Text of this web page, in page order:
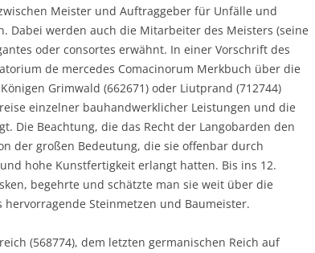
Meister und Auftraggeber für Unfälle und
Dabei werden auch die Mitarbeiter des Meisters (seine
oder consortes erwähnt. In einer Vorschrift des
de mercedes Comacinorum Merkbuch über die
Grimwald (662671) oder Liutprand (712744)
einzelner bauhandwerklicher Leistungen und die
Die Beachtung, die das Recht der Langobarden den
der großen Bedeutung, die sie offenbar durch
hohe Kunstfertigkeit erlangt hatten. Bis ins 12.
begehrte und schätzte man sie weit über die
Steinmetzen und Baumeister.
(568774), dem letzten germanischen Reich auf